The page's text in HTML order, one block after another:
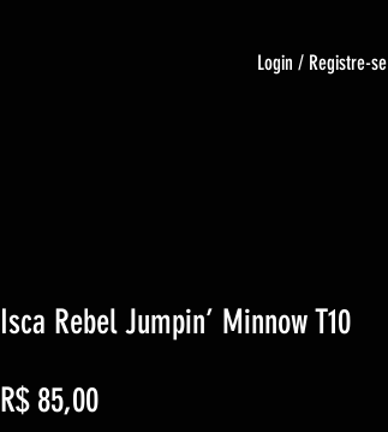
Login / Registre-se
Isca Rebel Jumpin’ Minnow T10
R$ 85,00Preço